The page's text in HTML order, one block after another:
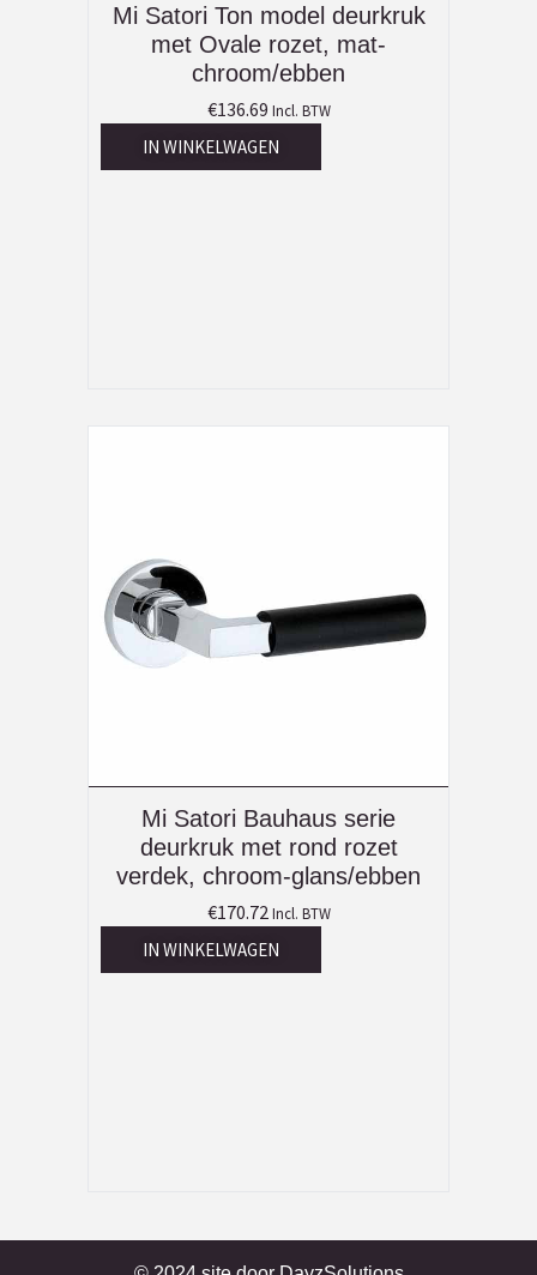
Mi Satori Ton model deurkruk
met Ovale rozet, mat-
chroom/ebben
€136.69 Incl. BTW
IN WINKELWAGEN
Mi Satori Bauhaus serie
deurkruk met rond rozet
verdek, chroom-glans/ebben
€170.72 Incl. BTW
IN WINKELWAGEN